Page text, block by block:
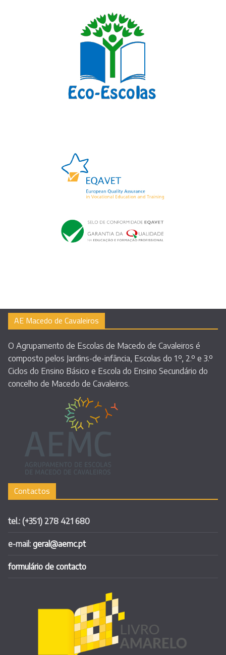
AE Macedo de Cavaleiros
O Agrupamento de Escolas de Macedo de Cavaleiros é
composto pelos Jardins-de-infância, Escolas do 1.º, 2.º e 3.º
Ciclos do Ensino Básico e Escola do Ensino Secundário do
concelho de Macedo de Cavaleiros.
Contactos
tel.: (+351) 278 421 680
e-mail: geral@aemc.pt
formulário de contacto